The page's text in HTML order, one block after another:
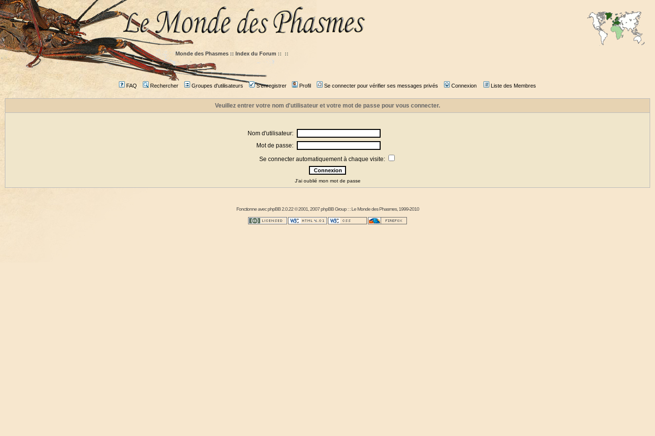
Monde des Phasmes :: Index du Forum :: ::
FAQ Rechercher Groupes d'utilisateurs S'enregistrer Profil Se connecter pour vérifier ses messages privés Connexion Liste des Membres
Veuillez entrer votre nom d'utilisateur et votre mot de passe pour vous connecter.
Nom d'utilisateur:
Mot de passe:
Se connecter automatiquement à chaque visite:
J'ai oublié mon mot de passe
Fonctionne avecphpBB2.0.22 © 2001, 2007 phpBB Group : :Le Monde des Phasmes, 1999-2010